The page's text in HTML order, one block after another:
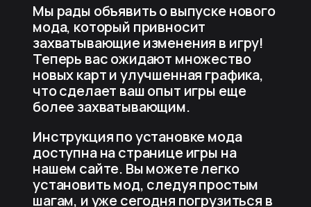
Мы рады объявить о выпуске нового
мода, который привносит
захватывающие изменения в игру!
Теперь вас ожидают множество
новых карт и улучшенная графика,
что сделает ваш опыт игры еще
более захватывающим.
Инструкция по установке мода
доступна на странице игры на
нашем сайте. Вы можете легко
установить мод, следуя простым
шагам, и уже сегодня погрузиться в